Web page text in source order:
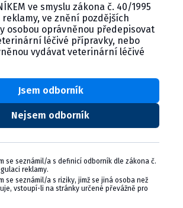
PLUS: VERNOSŤ, KTORÁ
vernostného programu Cymedica
ďalšie bonusy pre svoju
vzdelávanie a pohodu.
v Cymedica Plus:
produkty a služby
bonusy
podujatia, semináre, konferencie,
a ďalšie
ve smyslu zákona č. 40/1995
reklamy, ve znění pozdějších
osobou oprávněnou předepisovat
léčivé přípravky, nebo
vydávat veterinární léčivé
Nejsem odborník
Jsem odborník
se seznámil/a s definicí odborník dle zákona č.
reklamy.
se seznámil/a s riziky, jimž se jiná osoba než
vstoupí-li na stránky určené převážně pro